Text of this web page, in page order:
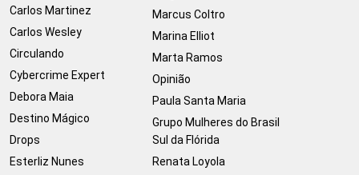
Carlos Martinez
Carlos Wesley
Circulando
Cybercrime Expert
Debora Maia
Destino Mágico
Drops
Esterliz Nunes
Marcus Coltro
Marina Elliot
Marta Ramos
Opinião
Paula Santa Maria
Grupo Mulheres do Brasil
Sul da Flórida
Renata Loyola